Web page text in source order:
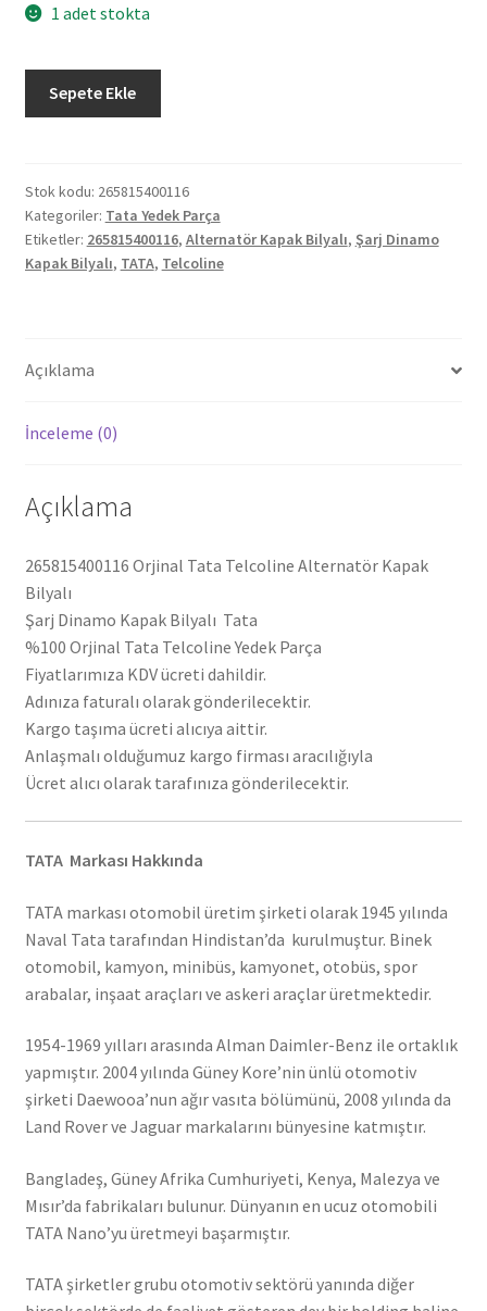
1 adet stokta
Kapak
Bilyalı
265815400116
adet
Sepete Ekle
Stok kodu: 265815400116
Kategoriler: Tata Yedek Parça
Etiketler: 265815400116, Alternatör Kapak Bilyalı, Şarj Dinamo
Kapak Bilyalı, TATA, Telcoline
Açıklama
İnceleme (0)
Açıklama
265815400116 Orjinal Tata Telcoline Alternatör Kapak
Bilyalı
Şarj Dinamo Kapak Bilyalı Tata
%100 Orjinal Tata Telcoline Yedek Parça
Fiyatlarımıza KDV ücreti dahildir.
Adınıza faturalı olarak gönderilecektir.
Kargo taşıma ücreti alıcıya aittir.
Anlaşmalı olduğumuz kargo firması aracılığıyla
Ücret alıcı olarak tarafınıza gönderilecektir.
TATA Markası Hakkında
TATA markası otomobil üretim şirketi olarak 1945 yılında
Naval Tata tarafından Hindistan’da kurulmuştur. Binek
otomobil, kamyon, minibüs, kamyonet, otobüs, spor
arabalar, inşaat araçları ve askeri araçlar üretmektedir.
1954-1969 yılları arasında Alman Daimler-Benz ile ortaklık
yapmıştır. 2004 yılında Güney Kore’nin ünlü otomotiv
şirketi Daewooa’nun ağır vasıta bölümünü, 2008 yılında da
Land Rover ve Jaguar markalarını bünyesine katmıştır.
Bangladeş, Güney Afrika Cumhuriyeti, Kenya, Malezya ve
Mısır’da fabrikaları bulunur. Dünyanın en ucuz otomobili
TATA Nano’yu üretmeyi başarmıştır.
TATA şirketler grubu otomotiv sektörü yanında diğer